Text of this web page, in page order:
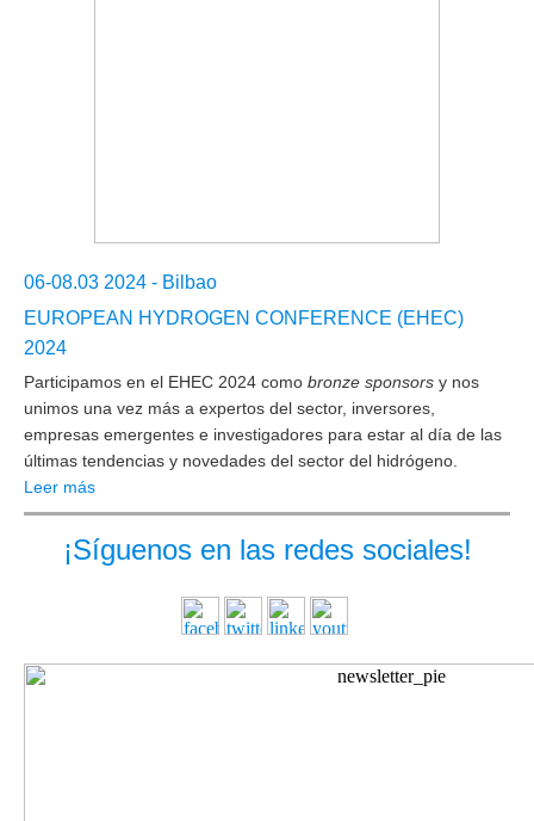
06-08.03 2024 - Bilbao
EUROPEAN HYDROGEN CONFERENCE (EHEC)
2024
Participamos en el EHEC 2024 como bronze sponsors y nos
unimos una vez más a expertos del sector, inversores,
empresas emergentes e investigadores para estar al día de las
últimas tendencias y novedades del sector del hidrógeno.
Leer más
¡Síguenos en las redes sociales!